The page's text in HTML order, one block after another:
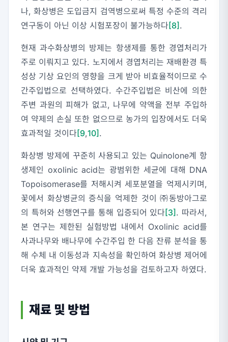
나, 화상병은 도입금지 검역병으로써 특정 수준의 격리
연구동이 아닌 이상 시험포장이 불가능하다[8] .
현재 과수화상병의 방제는 항생제를 통한 경엽처리가
주로 이뤄지고 있다. 노지에서 경엽처리는 재배환경 특
성상 기상 요인의 영향을 크게 받아 비효율적이므로 수
간주입법으로 선택하였다. 수간주입법은 비산에 의한
주변 과원의 피해가 없고, 나무에 약액을 전부 주입하
여 약제의 손실 또한 없으므로 농가의 입장에서도 더욱
효과적일 것이다[9,10] .
화상병 방제에 꾸준히 사용되고 있는 Quinolone계 항
생제인 oxolinic acid는 광범위한 세균에 대해 DNA
Topoisomerase를 저해시켜 세포분열을 억제시키며,
꽃에서 화상병균의 증식을 억제한 것이 ㈜동방아그로
의 특허와 선행연구를 통해 입증되어 있다[3] . 따라서,
본 연구는 제한된 실험방법 내에서 Oxolinic acid를
사과나무와 배나무에 수간주입 한 다음 잔류 분석을 통
해 수체 내 이동성과 지속성을 확인하여 화상병 제어에
더욱 효과적인 약제 개발 가능성을 검토하고자 하였다.
재료 및 방법